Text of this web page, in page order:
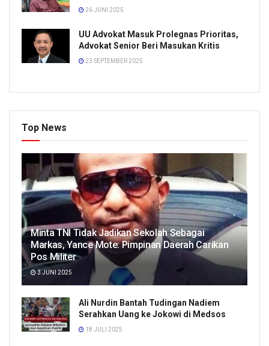
26 JUNI 2025
UU Advokat Masuk Prolegnas Prioritas,
Advokat Senior Beri Masukan Kritis
23 SEPTEMBER 2025
Top News
Minta TNI Tidak Jadikan Sekolah Sebagai
Markas, Yance Mote: Pimpinan Daerah Carikan
Pos Militer
3 JUNI 2025
Ali Nurdin Bantah Tudingan Nadiem
Serahkan Uang ke Jokowi di Medsos
18 JULI 2025